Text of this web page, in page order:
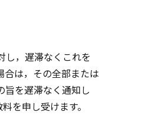
し，遅滞なくこれを
合は，その全部または
旨を遅滞なく通知し
を申し受けます。